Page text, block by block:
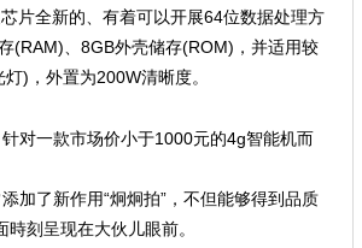
片全新的、有着可以开展64位数据处理方
(RAM)、8GB外壳储存(ROM)，并适用较
)，外置为200W清晰度。
对一款市场价小于1000元的4g智能机而
加了新作用“炯炯拍”，不但能够得到品质
刻呈现在大伙儿眼前。